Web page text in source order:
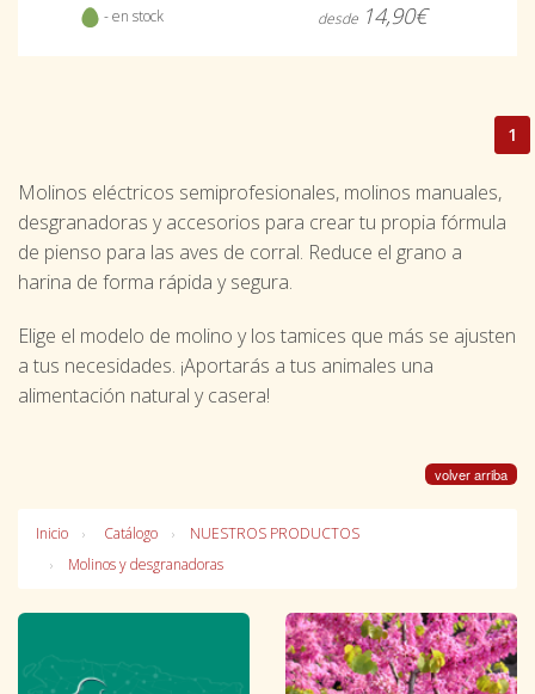
- en stock desde 14,90€
1
Molinos eléctricos semiprofesionales, molinos manuales,
desgranadoras y accesorios para crear tu propia fórmula
de pienso para las aves de corral. Reduce el grano a
harina de forma rápida y segura.
Elige el modelo de molino y los tamices que más se ajusten
a tus necesidades. ¡Aportarás a tus animales una
alimentación natural y casera!
volver arriba
Inicio Catálogo
NUESTROS PRODUCTOS
Molinos y desgranadoras